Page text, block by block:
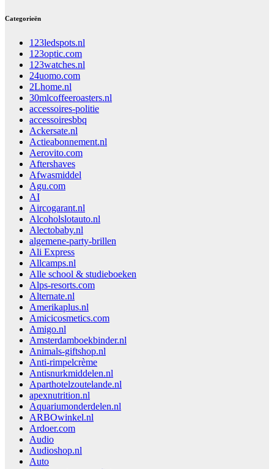
Categorieën
123ledspots.nl
123optic.com
123watches.nl
24uomo.com
2Lhome.nl
30mlcoffeeroasters.nl
accessoires-politie
accessoiresbbq
Ackersate.nl
Actieabonnement.nl
Aerovito.com
Aftershaves
Afwasmiddel
Agu.com
AI
Aircogarant.nl
Alcoholslotauto.nl
Alectobaby.nl
algemene-party-brillen
Ali Express
Allcamps.nl
Alle school & studieboeken
Alps-resorts.com
Alternate.nl
Amerikaplus.nl
Amicicosmetics.com
Amigo.nl
Amsterdamboekbinder.nl
Animals-giftshop.nl
Anti-rimpelcrème
Antisnurkmiddelen.nl
Aparthotelzoutelande.nl
apexnutrition.nl
Aquariumonderdelen.nl
ARBOwinkel.nl
Ardoer.com
Audio
Audioshop.nl
Auto